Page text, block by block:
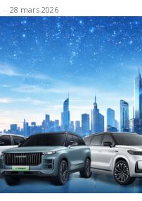
- 28 mars 2026